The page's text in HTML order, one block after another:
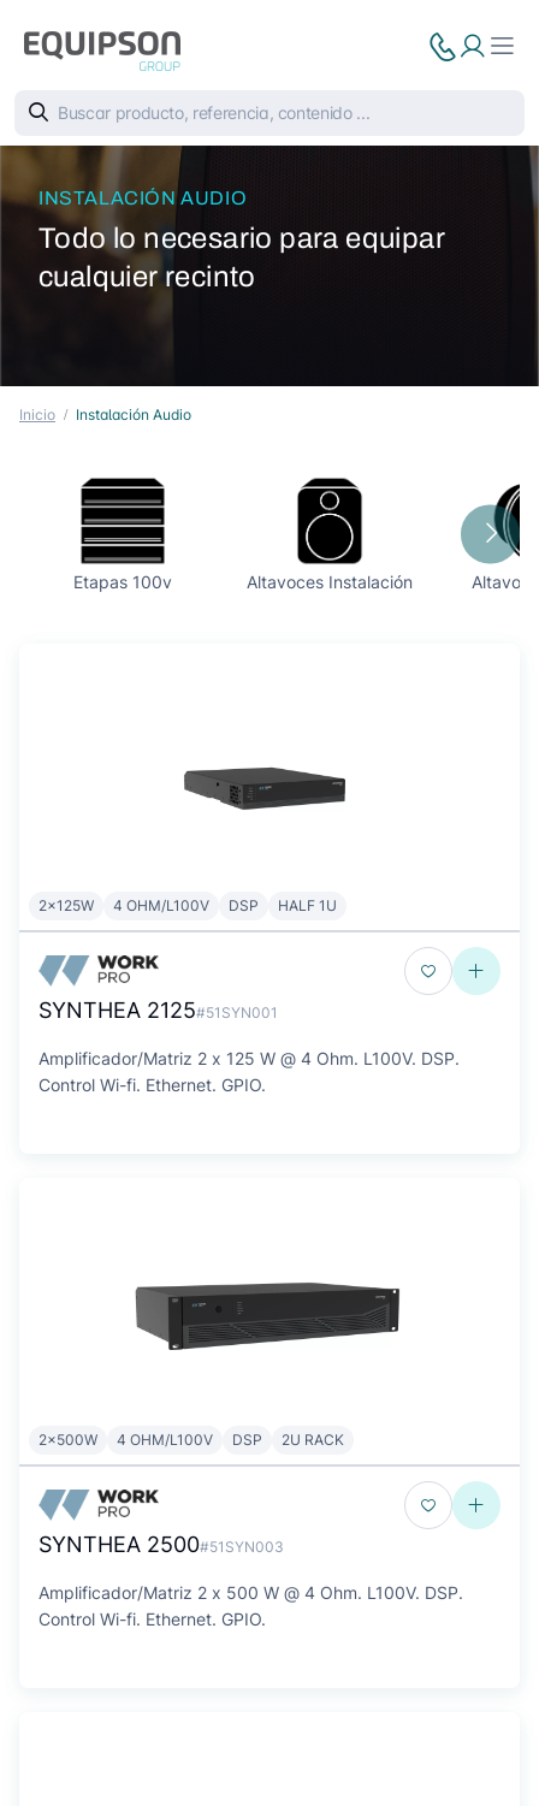
INSTALACIÓN AUDIO
Todo lo necesario para equipar
cualquier recinto
Inicio Instalación Audio
Etapas 100v Altavoces Instalación
2x125W 4 OHM/L100V DSP HALF 1U
SYNTHEA 2125#51SYN001
Amplificador/Matriz 2 x 125 W @ 4 Ohm. L100V. DSP.
Control Wi-fi. Ethernet. GPIO.
2x500W 4 OHM/L100V DSP 2U RACK
SYNTHEA 2500#51SYN003
Amplificador/Matriz 2 x 500 W @ 4 Ohm. L100V. DSP.
Control Wi-fi. Ethernet. GPIO.